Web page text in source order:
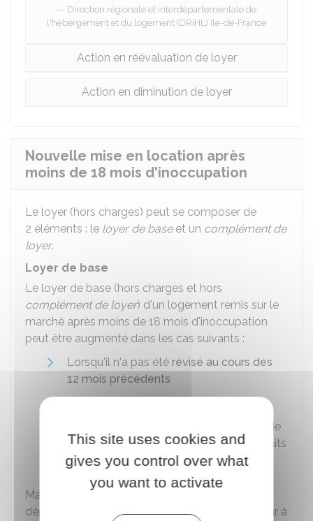
Direction régionale et interdépartementale de
l'hébergement et du logement (DRIHL) Ile-de-France
Action en réévaluation de loyer
Action en diminution de loyer
Nouvelle mise en location après
moins de 18 mois d'inoccupation
Le loyer (hors charges) peut se composer de
2 éléments : le loyer de baseet un complément de
loyer.
Loyer de base
Le loyer de base (hors charges et hors
complément de loyer) d'un logement remis sur le
marché après moins de 18 mois d'inoccupation
peut être augmenté dans les cas suivants :
Lorsqu'il n'a pas été révisé au cours des
12 mois précédents
ou de
mise auxnormes de décenceont été faits
depuis le départ de l'ancien locataire
Mais le nouveau loyer de base ne doit pas
dépasser le
loyer de référence majoré en vigueur à
This site uses cookies and
gives you control over what
you want to activate